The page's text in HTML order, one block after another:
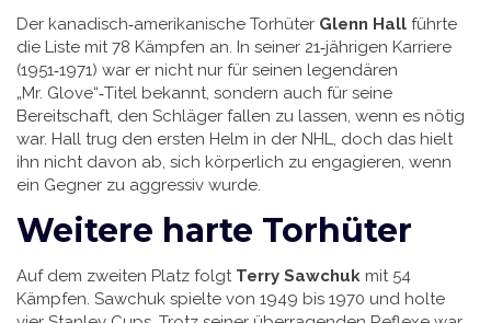
Der kanadisch‑amerikanische Torhüter Glenn Hall führte
die Liste mit 78 Kämpfen an. In seiner 21‑jährigen Karriere
(1951‑1971) war er nicht nur für seinen legendären
„Mr. Glove“‑Titel bekannt, sondern auch für seine
Bereitschaft, den Schläger fallen zu lassen, wenn es nötig
war. Hall trug den ersten Helm in der NHL, doch das hielt
ihn nicht davon ab, sich körperlich zu engagieren, wenn
ein Gegner zu aggressiv wurde.
Weitere harte Torhüter
Auf dem zweiten Platz folgt Terry Sawchuk mit 54
Kämpfen. Sawchuk spielte von 1949 bis 1970 und holte